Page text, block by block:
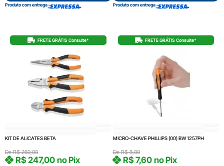
Produto com entrega Produto com entrega
FRETE GRÁTIS Consulte*
KIT DE ALICATES BETA
DeR$260,00
R$247,00 no Pix
FRETE GRÁTIS Consulte*
MICRO-CHAVE PHILLIPS (00) BW 1257PH
DeR$8,00
R$7,60 no Pix